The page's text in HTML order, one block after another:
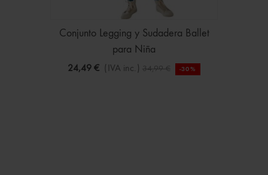
Conjunto Legging y Sudadera Ballet
para Niña
24,49 € (IVA inc.) 34,99 € -30%